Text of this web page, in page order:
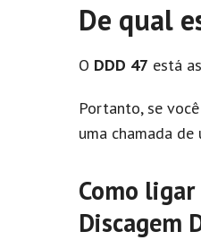
De qual
O DDD 47 está
Portanto, se
uma chamada
Como
Discagem